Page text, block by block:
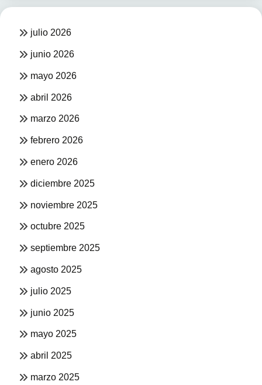
julio 2026
junio 2026
mayo 2026
abril 2026
marzo 2026
febrero 2026
enero 2026
diciembre 2025
noviembre 2025
octubre 2025
septiembre 2025
agosto 2025
julio 2025
junio 2025
mayo 2025
abril 2025
marzo 2025